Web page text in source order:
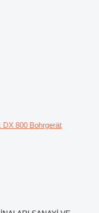
DX 800 Bohrgerät